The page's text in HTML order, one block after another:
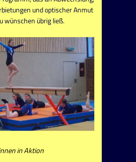
und optischer Anmut
wünschen übrig ließ.
in Aktion